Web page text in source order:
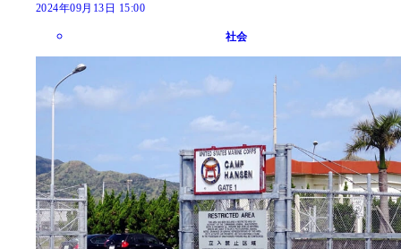
2024年09月13日 15:00
社会